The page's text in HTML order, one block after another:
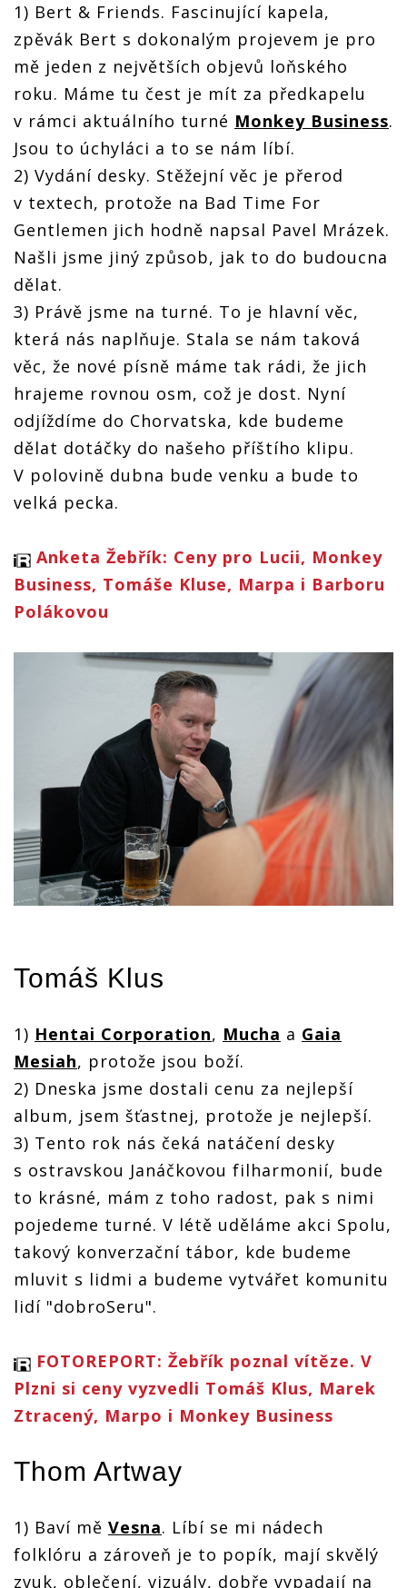
1) Bert & Friends. Fascinující kapela,
zpěvák Bert s dokonalým projevem je pro
mě jeden z největších objevů loňského
roku. Máme tu čest je mít za předkapelu
v rámci aktuálního turné Monkey Business.
Jsou to úchyláci a to se nám líbí.
2) Vydání desky. Stěžejní věc je přerod
v textech, protože na Bad Time For
Gentlemen jich hodně napsal Pavel Mrázek.
Našli jsme jiný způsob, jak to do budoucna
dělat.
3) Právě jsme na turné. To je hlavní věc,
která nás naplňuje. Stala se nám taková
věc, že nové písně máme tak rádi, že jich
hrajeme rovnou osm, což je dost. Nyní
odjíždíme do Chorvatska, kde budeme
dělat dotáčky do našeho příštího klipu.
V polovině dubna bude venku a bude to
velká pecka.
Anketa Žebřík: Ceny pro Lucii, Monkey
Business, Tomáše Kluse, Marpa i Barboru
Polákovou
Tomáš Klus
1) Hentai Corporation, Mucha a Gaia
Mesiah, protože jsou boží.
2) Dneska jsme dostali cenu za nejlepší
album, jsem šťastnej, protože je nejlepší.
3) Tento rok nás čeká natáčení desky
s ostravskou Janáčkovou filharmonií, bude
to krásné, mám z toho radost, pak s nimi
pojedeme turné. V létě uděláme akci Spolu,
takový konverzační tábor, kde budeme
mluvit s lidmi a budeme vytvářet komunitu
lidí "dobroSeru".
FOTOREPORT: Žebřík poznal vítěze. V
Plzni si ceny vyzvedli Tomáš Klus, Marek
Ztracený, Marpo i Monkey Business
Thom Artway
1) Baví mě Vesna. Líbí se mi nádech
folklóru a zároveň je to popík, mají skvělý
zvuk, oblečení, vizuály, dobře vypadají na